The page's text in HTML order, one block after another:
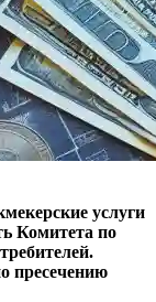
услуги
Комитета по
пресечению